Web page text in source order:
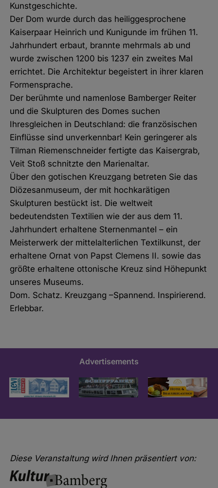
Kunstgeschichte.
Der Dom wurde durch das heiliggesprochene
Kaiserpaar Heinrich und Kunigunde im frühen 11.
Jahrhundert erbaut, brannte mehrmals ab und
wurde zwischen 1200 bis 1237 ein zweites Mal
errichtet. Die Architektur begeistert in ihrer klaren
Formensprache.
Der berühmte und namenlose Bamberger Reiter
und die Skulpturen des Domes suchen
Ihresgleichen in Deutschland: die französischen
Einflüsse sind unverkennbar! Kein geringerer als
Tilman Riemenschneider fertigte das Kaisergrab,
Veit Stoß schnitzte den Marienaltar.
Über den gotischen Kreuzgang betreten Sie das
Diözesanmuseum, der mit hochkarätigen
Skulpturen bestückt ist. Die weltweit
bedeutendsten Textilien wie der aus dem 11.
Jahrhundert erhaltene Sternenmantel – ein
Meisterwerk der mittelalterlichen Textilkunst, der
erhaltene Ornat von Papst Clemens II. sowie das
größte erhaltene ottonische Kreuz sind Höhepunkt
unseres Museums.
Dom. Schatz. Kreuzgang –Spannend. Inspirierend.
Erlebbar.
Advertisements
Diese Veranstaltung wird Ihnen präsentiert von: